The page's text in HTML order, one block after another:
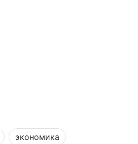
экономика